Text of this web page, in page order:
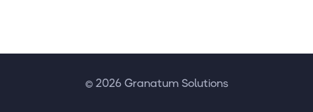
© 2026 Granatum Solutions